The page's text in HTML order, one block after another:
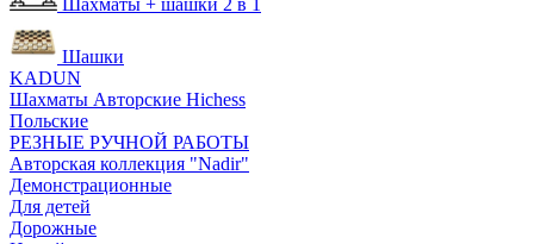
Шахматы + шашки 2 в 1
Шашки
KADUN
Шахматы Авторские Hichess
Польские
РЕЗНЫЕ РУЧНОЙ РАБОТЫ
Авторская коллекция "Nadir"
Демонстрационные
Для детей
Дорожные